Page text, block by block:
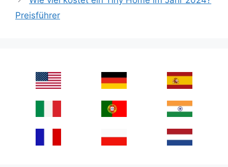
Preisführer